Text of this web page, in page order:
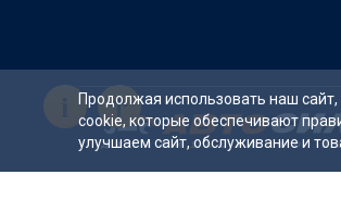
Продолжая использовать наш
cookie, которые обеспечивают
улучшаем сайт, обслуживание и